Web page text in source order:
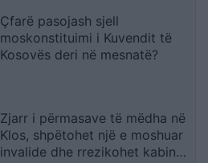
Çfarë pasojash sjell
moskonstituimi i Kuvendit të
Kosovës deri në mesnatë?
Zjarr i përmasave të mëdha në
Klos, shpëtohet një e moshuar
invalide dhe rrezikohet kabina